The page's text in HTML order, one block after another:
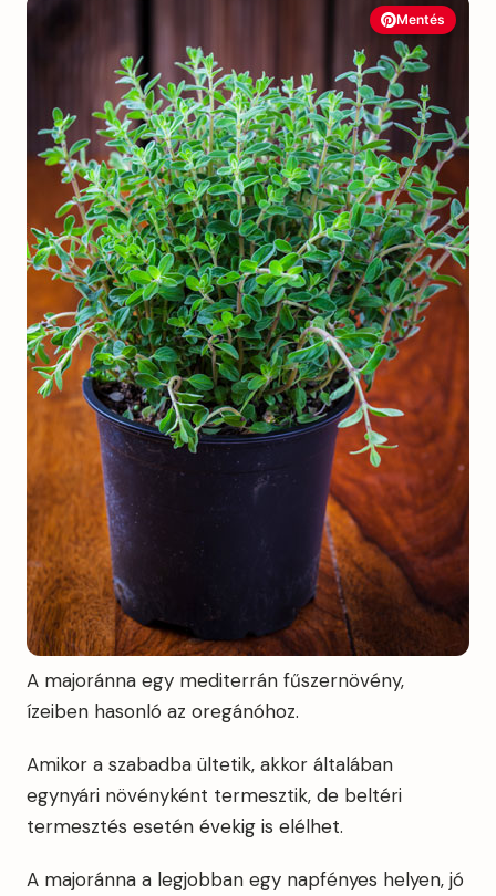
Mentés
A majoránna egy mediterrán fűszernövény,
ízeiben hasonló az oregánóhoz.
Amikor a szabadba ültetik, akkor általában
egynyári növényként termesztik, de beltéri
termesztés esetén évekig is elélhet.
A majoránna a legjobban egy napfényes helyen, jó